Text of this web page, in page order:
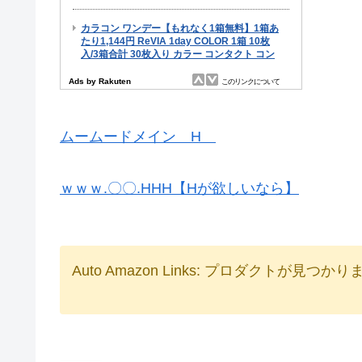
ムームードメイン H
ｗｗｗ.〇〇.HHH【Hが欲しいなら】
Auto Amazon Links: プロダクトが見つかりま